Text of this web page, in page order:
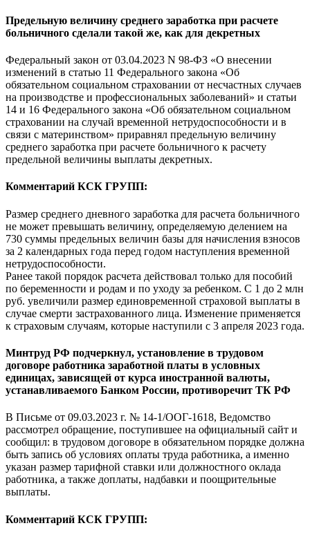
Предельную величину среднего заработка при расчете
больничного сделали такой же, как для декретных
Федеральный закон от 03.04.2023 N 98-ФЗ «О внесении
изменений в статью 11 Федерального закона «Об
обязательном социальном страховании от несчастных случаев
на производстве и профессиональных заболеваний» и статьи
14 и 16 Федерального закона «Об обязательном социальном
страховании на случай временной нетрудоспособности и в
связи с материнством» приравнял предельную величину
среднего заработка при расчете больничного к расчету
предельной величины выплаты декретных.
Комментарий КСК ГРУПП:
Размер среднего дневного заработка для расчета больничного
не может превышать величину, определяемую делением на
730 суммы предельных величин базы для начисления взносов
за 2 календарных года перед годом наступления временной
нетрудоспособности.
Ранее такой порядок расчета действовал только для пособий
по беременности и родам и по уходу за ребенком. С 1 до 2 млн
руб. увеличили размер единовременной страховой выплаты в
случае смерти застрахованного лица. Изменение применяется
к страховым случаям, которые наступили с 3 апреля 2023 года.
Минтруд РФ подчеркнул, установление в трудовом
договоре работника заработной платы в условных
единицах, зависящей от курса иностранной валюты,
устанавливаемого Банком России, противоречит ТК РФ
В Письме от 09.03.2023 г. № 14-1/ООГ-1618, Ведомство
рассмотрел обращение, поступившее на официальный сайт и
сообщил: в трудовом договоре в обязательном порядке должна
быть запись об условиях оплаты труда работника, а именно
указан размер тарифной ставки или должностного оклада
работника, а также доплаты, надбавки и поощрительные
выплаты.
Комментарий КСК ГРУПП: